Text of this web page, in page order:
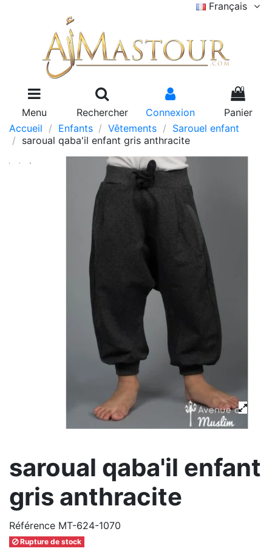
Français
Menu Rechercher Connexion
0
Panier
Accueil
Enfants Vêtements
Sarouel enfant
saroual qaba'il enfant gris anthracite
saroual qaba'il enfant
gris anthracite
Référence MT-624-1070
Rupture de stock